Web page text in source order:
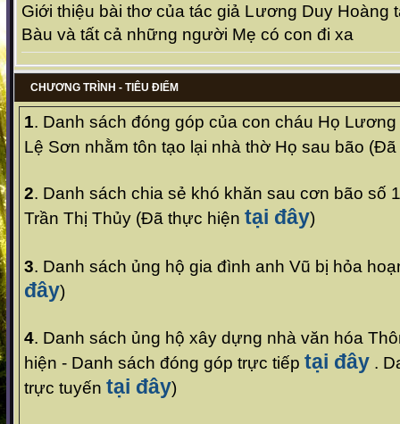
Giới thiệu bài thơ của tác giả Lương Duy Hoàng
Bàu và tất cả những người Mẹ có con đi xa
CHƯƠNG TRÌNH - TIÊU ĐIỂM
1. Danh sách đóng góp của con cháu Họ
Lệ Sơn nhằm tôn tạo lại nhà thờ Họ sau bão (Đã
2. Danh sách chia sẻ khó khăn sau cơn bão số
Trần Thị Thủy (Đã thực hiện tại đây)
3. Danh sách ủng hộ gia đình anh Vũ bị hỏa
đây)
4. Danh sách ủng hộ xây dựng nhà văn hóa
hiện - Danh sách đóng góp trực tiếp tại đây .
trực tuyến tại đây)